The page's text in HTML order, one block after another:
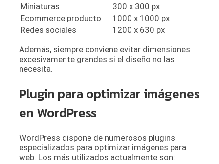
Miniaturas
300 x 300 px
Ecommerce producto
1000 x 1000 px
Redes sociales
1200 x 630 px
Además, siempre conviene evitar dimensiones
excesivamente grandes si el diseño no las
necesita.
Plugin para optimizar imágenes
en WordPress
WordPress dispone de numerosos plugins
especializados para optimizar imágenes para
web. Los más utilizados actualmente son: